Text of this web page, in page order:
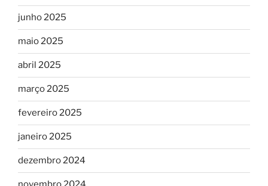
junho 2025
maio 2025
abril 2025
março 2025
fevereiro 2025
janeiro 2025
dezembro 2024